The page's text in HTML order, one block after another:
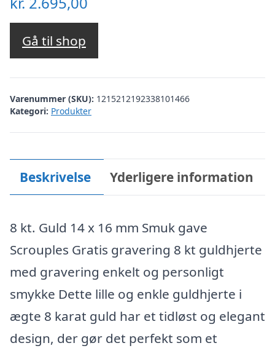
Gå til shop
Varenummer (SKU): 1215212192338101466
Kategori: Produkter
Beskrivelse Yderligere information
8 kt. Guld 14 x 16 mm Smuk gave
Scrouples Gratis gravering 8 kt guldhjerte
med gravering enkelt og personligt
smykke Dette lille og enkle guldhjerte i
ægte 8 karat guld har et tidløst og elegant
design, der gør det perfekt som et